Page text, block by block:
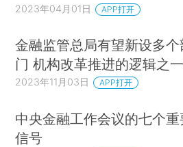
2023年04月01日 APP打开
金融监管总局有望新设多个
门 机构改革推进的逻辑之一
2023年11月03日 APP打开
中央金融工作会议的七个重
信号